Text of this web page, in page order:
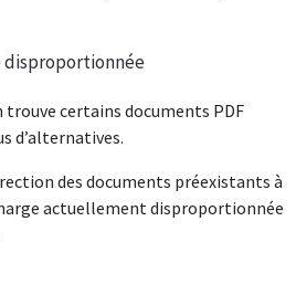
disproportionnée
trouve certains documents PDF
d’alternatives.
des documents préexistants à
actuellement disproportionnée